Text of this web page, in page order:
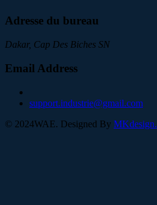
Adresse du bureau
Dakar, Cap Des Biches SN
Email Address
support.industrie@gmail.com
© 2024WAE. Designed By MKdesign.